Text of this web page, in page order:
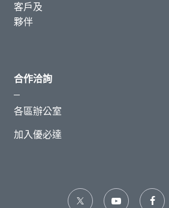
客戶及
夥伴
合作洽詢
各區辦公室
加入優必達